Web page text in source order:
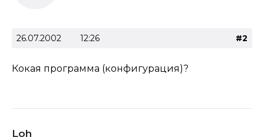
26.07.2002 12:26 #2
Кокая программа (конфигурация)?
Loh